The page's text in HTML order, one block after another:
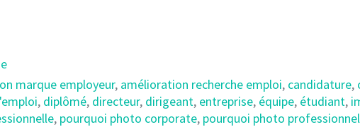
marque employeur, amélioration recherche emploi, candidature,
, diplômé, directeur, dirigeant, entreprise, équipe, étudiant,
, pourquoi photo corporate, pourquoi photo